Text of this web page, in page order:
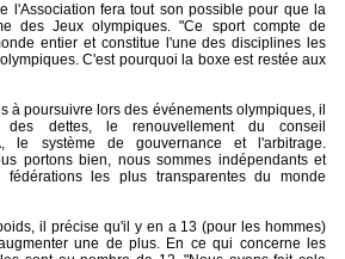
l'Association fera tout son possible pour que la
des Jeux olympiques. "Ce sport compte de
entier et constitue l'une des disciplines les
C'est pourquoi la boxe est restée aux
à poursuivre lors des événements olympiques, il
dettes, le renouvellement du conseil
le système de gouvernance et l'arbitrage.
portons bien, nous sommes indépendants et
les plus transparentes du monde
il précise qu'il y en a 13 (pour les hommes)
une de plus. En ce qui concerne les